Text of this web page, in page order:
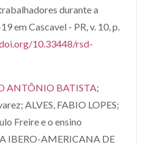
durante a
em Cascavel - PR, v. 10, p.
10.33448/rsd-
ANTÔNIO BATISTA;
ALVES, FABIO LOPES;
Freire e o ensino
IBERO-AMERICANA DE